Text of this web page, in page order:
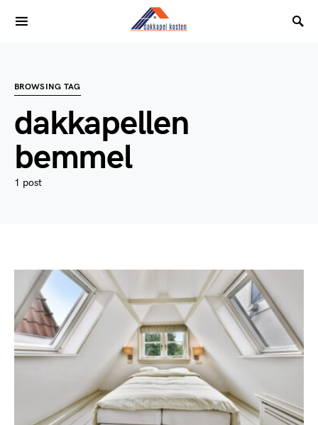
BROWSING TAG
dakkapellen
bemmel
1 post